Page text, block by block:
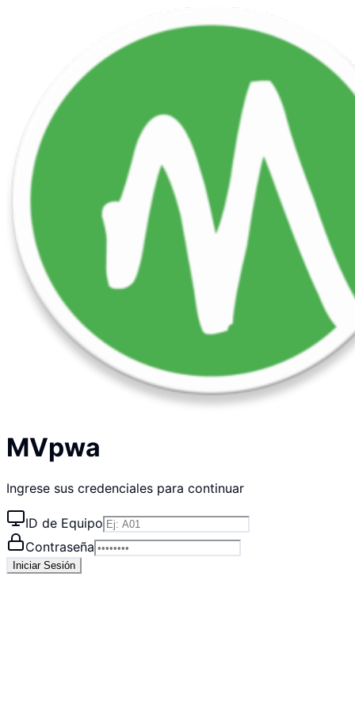
MVpwa
Ingrese sus credenciales para continuar
ID de Equipo
Contraseña
Iniciar Sesión